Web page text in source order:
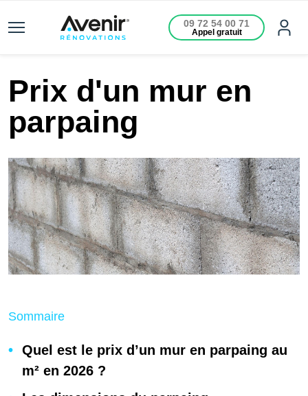
09 72 54 00 71
Appel gratuit
Prix d'un mur en
parpaing
Sommaire
Quel est le prix d’un mur en parpaing au
m² en 2026 ?